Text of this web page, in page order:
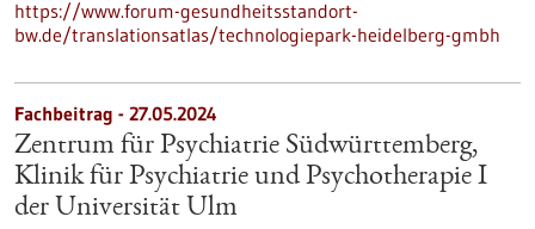
https://www.forum-gesundheitsstandort-
bw.de/translationsatlas/technologiepark-heidelberg-gmbh
Fachbeitrag - 27.05.2024
Zentrum für Psychiatrie Südwürttemberg,
Klinik für Psychiatrie und Psychotherapie I
der Universität Ulm